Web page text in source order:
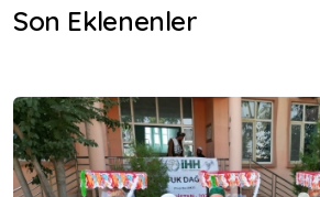
Son Eklenenler